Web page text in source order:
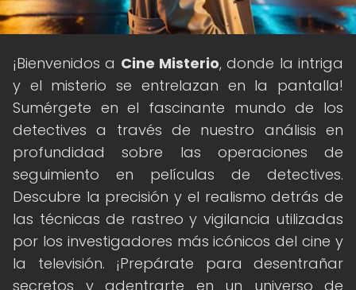
¡Bienvenidos a Cine Misterio, donde la intriga
y el misterio se entrelazan en la pantalla!
Sumérgete en el fascinante mundo de los
detectives a través de nuestro análisis en
profundidad sobre las operaciones de
seguimiento en películas de detectives.
Descubre la precisión y el realismo detrás de
las técnicas de rastreo y vigilancia utilizadas
por los investigadores más icónicos del cine y
la televisión. ¡Prepárate para desentrañar
secretos y adentrarte en un universo de